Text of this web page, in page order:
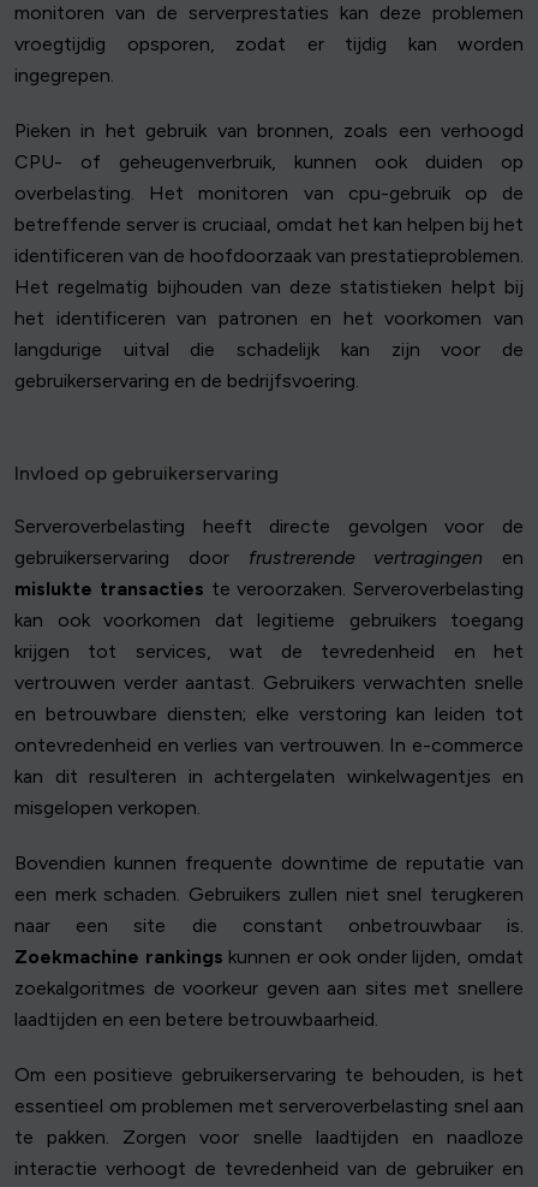
monitoren van de serverprestaties kan deze problemen
vroegtijdig opsporen, zodat er tijdig kan worden
ingegrepen.
Pieken in het gebruik van bronnen, zoals een verhoogd
CPU- of geheugenverbruik, kunnen ook duiden op
overbelasting. Het monitoren van cpu-gebruik op de
betreffende server is cruciaal, omdat het kan helpen bij het
identificeren van de hoofdoorzaak van prestatieproblemen.
Het regelmatig bijhouden van deze statistieken helpt bij
het identificeren van patronen en het voorkomen van
langdurige uitval die schadelijk kan zijn voor de
gebruikerservaring en de bedrijfsvoering.
Invloed op gebruikerservaring
Serveroverbelasting heeft directe gevolgen voor de
gebruikerservaring door frustrerende vertragingen en
mislukte transacties te veroorzaken. Serveroverbelasting
kan ook voorkomen dat legitieme gebruikers toegang
krijgen tot services, wat de tevredenheid en het
vertrouwen verder aantast. Gebruikers verwachten snelle
en betrouwbare diensten; elke verstoring kan leiden tot
ontevredenheid en verlies van vertrouwen. In e-commerce
kan dit resulteren in achtergelaten winkelwagentjes en
misgelopen verkopen.
Bovendien kunnen frequente downtime de reputatie van
een merk schaden. Gebruikers zullen niet snel terugkeren
naar een site die constant onbetrouwbaar is.
Zoekmachine rankings kunnen er ook onder lijden, omdat
zoekalgoritmes de voorkeur geven aan sites met snellere
laadtijden en een betere betrouwbaarheid.
Om een positieve gebruikerservaring te behouden, is het
essentieel om problemen met serveroverbelasting snel aan
te pakken. Zorgen voor snelle laadtijden en naadloze
interactie verhoogt de tevredenheid van de gebruiker en